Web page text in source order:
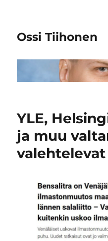
Ossi Tiihonen
YLE,
ja muu